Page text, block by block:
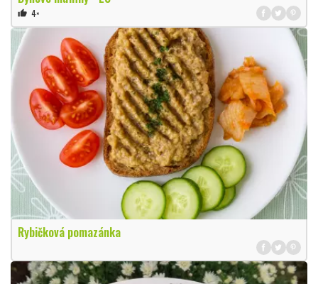
thumb_up 4×
Rybičková pomazánka